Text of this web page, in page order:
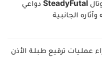
ستيديفيوتال SteadyFutal دواعي
الجانبية
عمليات ترقيع طبلة الأذن